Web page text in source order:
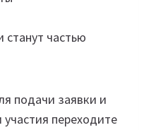
частью
подачи заявки и
переходите